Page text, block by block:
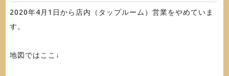
2020年4月1日から店内（タップルーム）営業をやめていま
す。
地図ではここ↓